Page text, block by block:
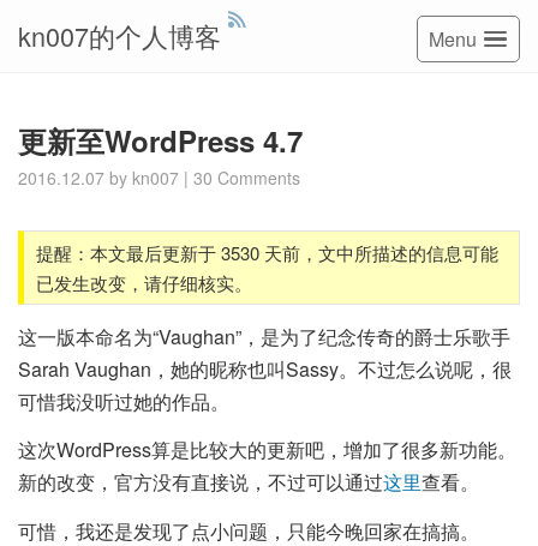
kn007的个人博客 Menu
更新至WordPress 4.7
2016.12.07 by kn007 | 30 Comments
提醒：本文最后更新于 3530 天前，文中所描述的信息可能
已发生改变，请仔细核实。
这一版本命名为“Vaughan”，是为了纪念传奇的爵士乐歌手
Sarah Vaughan，她的昵称也叫Sassy。不过怎么说呢，很
可惜我没听过她的作品。
这次WordPress算是比较大的更新吧，增加了很多新功能。
新的改变，官方没有直接说，不过可以通过这里查看。
可惜，我还是发现了点小问题，只能今晚回家在搞搞。